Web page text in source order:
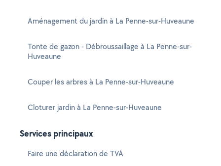
Aménagement du jardin à La Penne-sur-Huveaune
Tonte de gazon - Débroussaillage à La Penne-sur-
Huveaune
Couper les arbres à La Penne-sur-Huveaune
Cloturer jardin à La Penne-sur-Huveaune
Services principaux
Faire une déclaration de TVA